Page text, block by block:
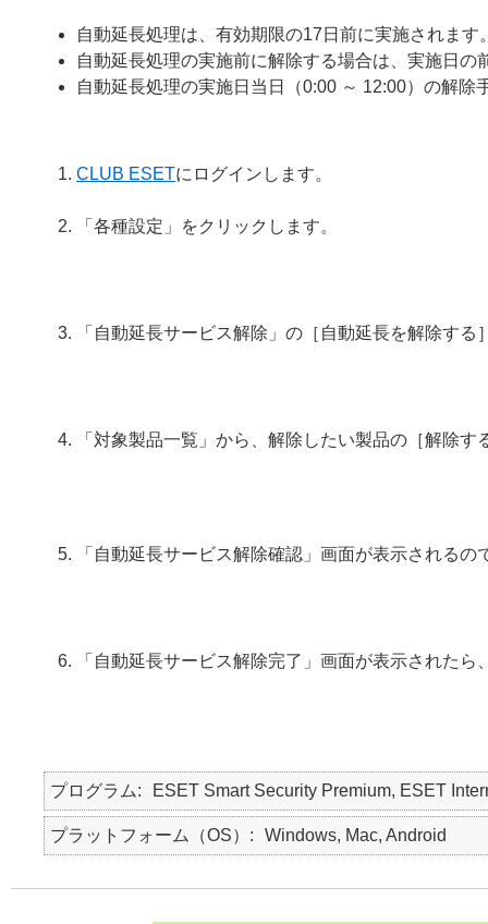
自動延長処理は、有効期限の17日前に実施されます
自動延長処理の実施前に解除する場合は、実施日
自動延長処理の実施日当日（0:00 ～ 12:00）の解除
CLUB ESETにログインします。
「各種設定」をクリックします。
「自動延長サービス解除」の［自動延長を解除す
「対象製品一覧」から、解除したい製品の［解除
「自動延長サービス解除確認」画面が表示される
「自動延長サービス解除完了」画面が表示された
プログラム ESET Smart Security Premium, ESET
プラットフォーム（OS） Windows, Mac, Android